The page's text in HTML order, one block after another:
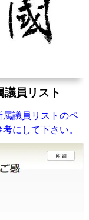
議員リスト
議員リストのペ
にして下さい。